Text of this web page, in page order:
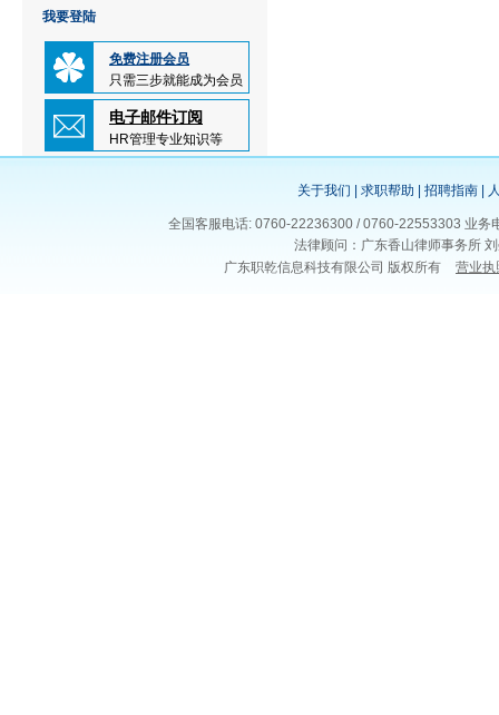
我要登陆
免费注册会员
只需三步就能成为会员
电子邮件订阅
HR管理专业知识等
关于我们 求职帮助 招聘指南
全国客服电话: 0760-22236300 / 0760-22553303 业
法律顾问：广东香山律师事务所
广东职乾信息科技有限公司 版权所有
营业执